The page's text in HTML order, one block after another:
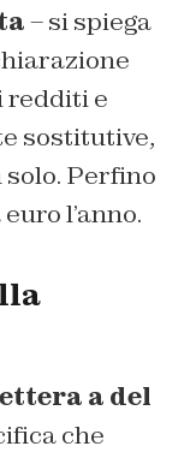
– si spiega
redditi e
sostitutive,
Perfino
l’anno.
a del
che